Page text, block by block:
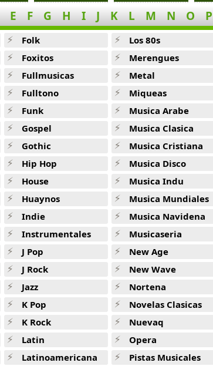
Hasta Que Te Conoci -
Raul Di Blasio
Careles Wwhisper -
Sonido De Los Andes
All Out Of Love -
Baladas Instrumentales
Soleado -
Sonido De Los Andes
Track 06 - Sanctuary Serenity
Hello -Sonido De Los Andes
Killing Me Softly -
Dust In The Wind -
Baladas Instrumentales
Siento -Sonido De Los Andes
Santorini Live -Yanni
Dont Cry For Me Argentina -
Sonido De Los Andes
Forse -Sonido De Los Andes
Do That To Me More Time (Moonlight Magnolias) -
Jusuy -
E F G H I J K L M N O P
Folk
Foxitos
Fullmusicas
Fulltono
Funk
Gospel
Gothic
Hip Hop
House
Huaynos
Indie
Instrumentales
J Pop
J Rock
Jazz
K Pop
K Rock
Latin
Latinoamericana
Los 80s
Merengues
Metal
Miqueas
Musica Arabe
Musica Clasica
Musica Cristiana
Musica Disco
Musica Indu
Musica Mundiales
Musica Navidena
Musicaseria
New Age
New Wave
Nortena
Novelas Clasicas
Nuevaq
Opera
Pistas Musicales